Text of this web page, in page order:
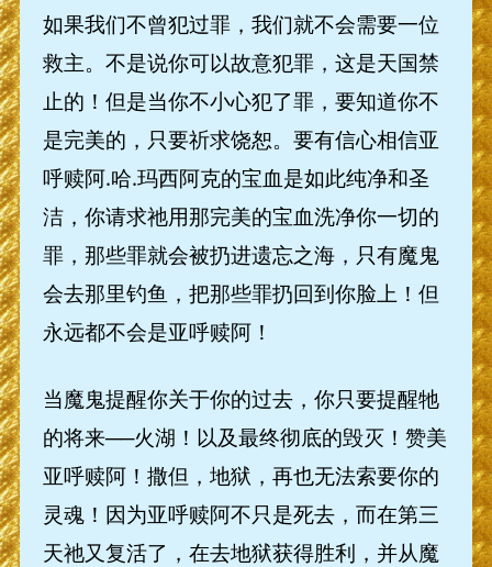
如果我们不曾犯过罪，我们就不会需要一位
救主。不是说你可以故意犯罪，这是天国禁
止的！但是当你不小心犯了罪，要知道你不
是完美的，只要祈求饶恕。要有信心相信亚
呼赎阿.哈.玛西阿克的宝血是如此纯净和圣
洁，你请求祂用那完美的宝血洗净你一切的
罪，那些罪就会被扔进遗忘之海，只有魔鬼
会去那里钓鱼，把那些罪扔回到你脸上！但
永远都不会是亚呼赎阿！
当魔鬼提醒你关于你的过去，你只要提醒牠
的将来──火湖！以及最终彻底的毁灭！赞美
亚呼赎阿！撒但，地狱，再也无法索要你的
灵魂！因为亚呼赎阿不只是死去，而在第三
天祂又复活了，在去地狱获得胜利，并从魔